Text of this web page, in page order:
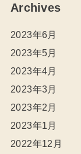
Archives
2023年6月
2023年5月
2023年4月
2023年3月
2023年2月
2023年1月
2022年12月